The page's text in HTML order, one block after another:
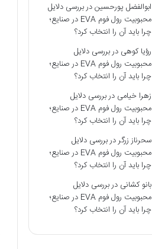
ابوالفضل پورحسیندربررسی دلایل
محبوبیت رول فوم EVA در صنایع؛
چرا باید آن را انتخاب کرد؟
رؤیا کوهی دربررسی دلایل
محبوبیت رول فوم EVA در صنایع؛
چرا باید آن را انتخاب کرد؟
زهرا خیامی دربررسی دلایل
محبوبیت رول فوم EVA در صنایع؛
چرا باید آن را انتخاب کرد؟
سحرناز زرگردربررسی دلایل
محبوبیت رول فوم EVA در صنایع؛
چرا باید آن را انتخاب کرد؟
بانو کشانی دربررسی دلایل
محبوبیت رول فوم EVA در صنایع؛
چرا باید آن را انتخاب کرد؟